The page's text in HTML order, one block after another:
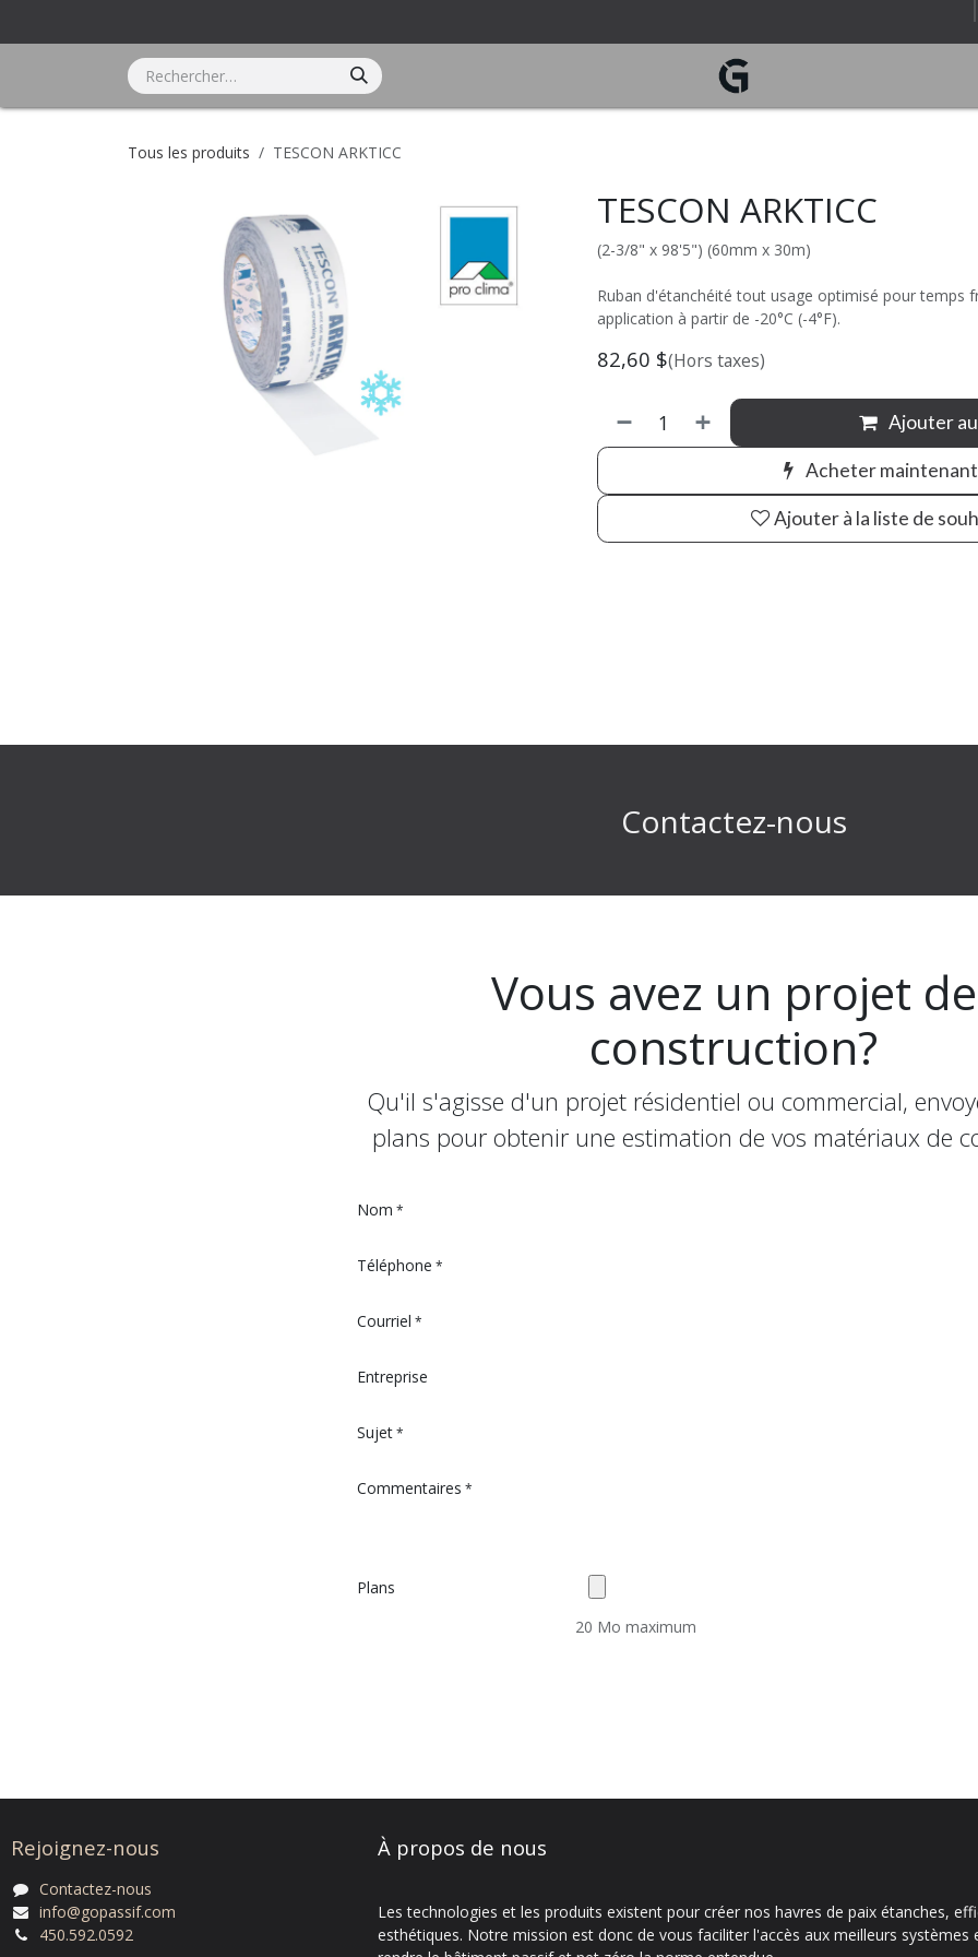
Tous les produits TESCON ARKTICC
TESCON ARKTICC
(2-3/8" x 98'5") (60mm x 30m)
Ruban d'étanchéité tout usage optimisé pour temps
application à partir de -20°C (-4°F).
82,60 $(Hors taxes)
Ajouter
Acheter maintenant
Ajouter à la liste de
Contactez-nous
Vous avez un projet de
construction?
Qu'il s'agisse d'un projet résidentiel ou commercial,
plans pour obtenir une estimation de vos matériaux de
Nom *
Téléphone *
Courriel *
Entreprise
Sujet*
Commentaires *
Plans
20 Mo maximum
Rejoignez-nous
Contactez-nous
info@gopassif.com
450.592.0592
À propos de nous
Les technologies et les produits existent pour créer nos havres de paix étanches,
esthétiques. Notre mission est donc de vous faciliter l'accès aux meilleurs systèmes